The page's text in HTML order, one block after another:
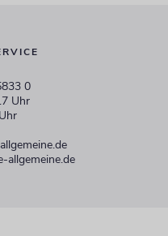
0
Uhr
allgemeine.de